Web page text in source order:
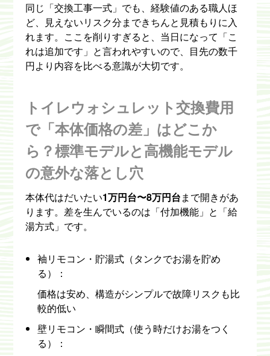
同じ「交換工事一式」でも、経験値のある職人ほ
ど、見えないリスク分まできちんと見積もりに入
れます。ここを削りすぎると、当日になって「こ
れは追加です」と言われやすいので、目先の数千
円より内容を比べる意識が大切です。
トイレウォシュレット交換費用
で「本体価格の差」はどこか
ら？標準モデルと高機能モデル
の意外な落とし穴
本体代はだいたい1万円台〜8万円台まで開きがあ
ります。差を生んでいるのは「付加機能」と「給
湯方式」です。
袖リモコン・貯湯式（タンクでお湯を貯め
る）：
価格は安め、構造がシンプルで故障リスクも比
較的低い
壁リモコン・瞬間式（使う時だけお湯をつく
る）：